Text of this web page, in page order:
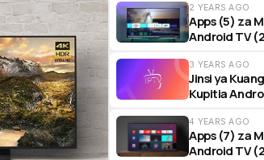
2 YEARS AGO
Apps (5) za
Android TV
3 YEARS AGO
Jinsi ya
Kupitia
4 YEARS AGO
Apps (7) za
Android TV